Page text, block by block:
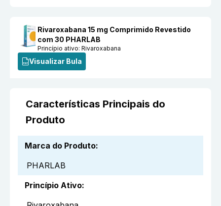
Rivaroxabana 15 mg Comprimido Revestido
com 30 PHARLAB
Princípio ativo:Rivaroxabana
Visualizar Bula
Características Principais do
Produto
Marca do Produto:
PHARLAB
Princípio Ativo: